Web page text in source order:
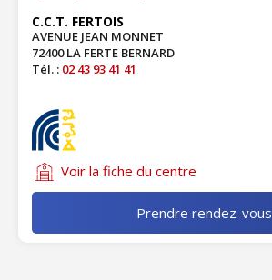
C.C.T. FERTOIS
AVENUE JEAN MONNET
72400 LA FERTE BERNARD
Tél. : 02 43 93 41 41
Voir la fiche du centre
Prendre rendez-vous